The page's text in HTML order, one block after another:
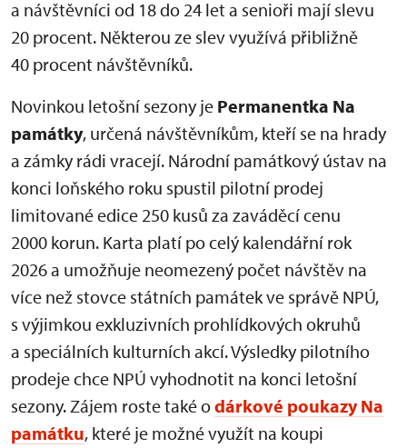
a návštěvníci od 18 do 24 let a senioři mají slevu
20 procent. Některou ze slev využívá přibližně
40 procent návštěvníků.
Novinkou letošní sezony je Permanentka Na
památky, určená návštěvníkům, kteří se na hrady
a zámky rádi vracejí. Národní památkový ústav na
konci loňského roku spustil pilotní prodej
limitované edice 250 kusů za zaváděcí cenu
2000 korun. Karta platí po celý kalendářní rok
2026 a umožňuje neomezený počet návštěv na
více než stovce státních památek ve správě NPÚ,
s výjimkou exkluzivních prohlídkových okruhů
a speciálních kulturních akcí. Výsledky pilotního
prodeje chce NPÚ vyhodnotit na konci letošní
sezony. Zájem roste také odárkové poukazy Na
památku, které je možné využít na koupi